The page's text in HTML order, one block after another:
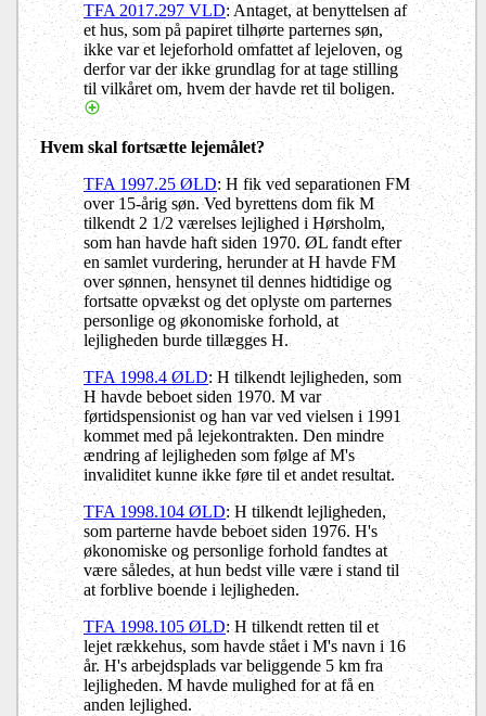
TFA 2017.297 VLD: Antaget, at benyttelsen af
et hus, som på papiret tilhørte parternes søn,
ikke var et lejeforhold omfattet af lejeloven, og
derfor var der ikke grundlag for at tage stilling
til vilkåret om, hvem der havde ret til boligen.
Hvem skal fortsætte lejemålet?
TFA 1997.25 ØLD: H fik ved separationen FM
over 15-årig søn. Ved byrettens dom fik M
tilkendt 2 1/2 værelses lejlighed i Hørsholm,
som han havde haft siden 1970. ØL fandt efter
en samlet vurdering, herunder at H havde FM
over sønnen, hensynet til dennes hidtidige og
fortsatte opvækst og det oplyste om parternes
personlige og økonomiske forhold, at
lejligheden burde tillægges H.
TFA 1998.4 ØLD: H tilkendt lejligheden, som
H havde beboet siden 1970. M var
førtidspensionist og han var ved vielsen i 1991
kommet med på lejekontrakten. Den mindre
ændring af lejligheden som følge af M's
invaliditet kunne ikke føre til et andet resultat.
TFA 1998.104 ØLD: H tilkendt lejligheden,
som parterne havde beboet siden 1976. H's
økonomiske og personlige forhold fandtes at
være således, at hun bedst ville være i stand til
at forblive boende i lejligheden.
TFA 1998.105 ØLD: H tilkendt retten til et
lejet rækkehus, som havde stået i M's navn i 16
år. H's arbejdsplads var beliggende 5 km fra
lejligheden. M havde mulighed for at få en
anden lejlighed.